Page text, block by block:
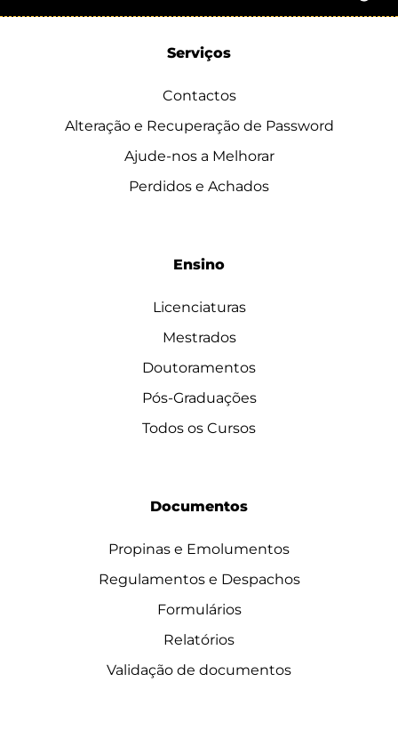
Serviços
Contactos
Alteração e Recuperação de Password
Ajude-nos a Melhorar
Perdidos e Achados
Ensino
Licenciaturas
Mestrados
Doutoramentos
Pós-Graduações
Todos os Cursos
Documentos
Propinas e Emolumentos
Regulamentos e Despachos
Formulários
Relatórios
Validação de documentos